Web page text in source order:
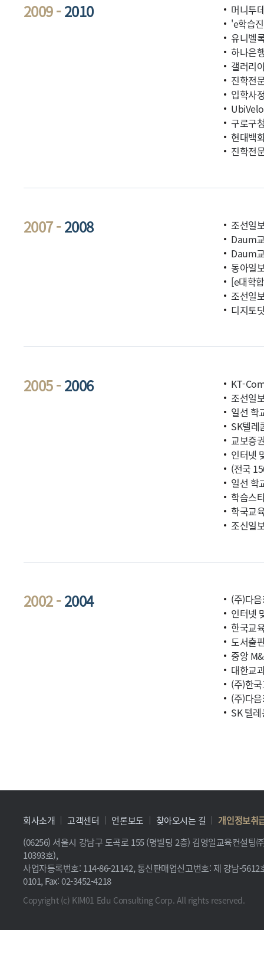
2009 -2010
머니투
'e학습
유니벨
하나은
갤러리
진학전
입학사
구로구
현대백
진학전
2007 -2008
조선일
Daum
Daum
동아일
[e대학
조선일
디지토
2005 -2006
KT-
조선일
일선 학
SK텔레
교보증
인터넷
(전국
일선 학
학습스
학국교
조신일
2002 -2004
(주)다
인터넷
한국교
도서출
중앙
대한교
(주)한
(주)다
SK 텔
회사소개 고객센터 언론보도 찾아오시는 길
개인정보취
(06256) 서울시 강남구 도곡로 155 (명빌딩 2층) 김영일교육컨설팅
10393호),
사업자등록번호: 114-86-21142, 통신판매업신고번호: 제 강남-
0101, Fax: 02-3452-4218
Copyright (c) KIM01 Edu Consulting Corp. All rights reserved.